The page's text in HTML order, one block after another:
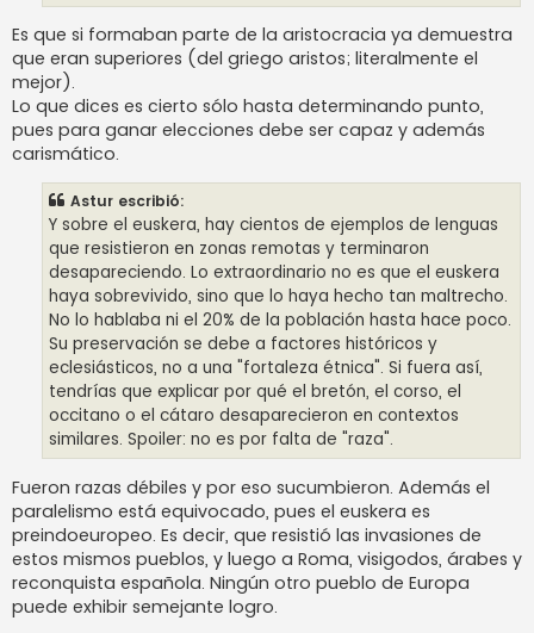
Es que si formaban parte de la aristocracia ya demuestra
que eran superiores (del griego aristos; literalmente el
mejor).
Lo que dices es cierto sólo hasta determinando punto,
pues para ganar elecciones debe ser capaz y además
carismático.
Astur escribió:
Y sobre el euskera, hay cientos de ejemplos de lenguas
que resistieron en zonas remotas y terminaron
desapareciendo. Lo extraordinario no es que el euskera
haya sobrevivido, sino que lo haya hecho tan maltrecho.
No lo hablaba ni el 20% de la población hasta hace poco.
Su preservación se debe a factores históricos y
eclesiásticos, no a una "fortaleza étnica". Si fuera así,
tendrías que explicar por qué el bretón, el corso, el
occitano o el cátaro desaparecieron en contextos
similares. Spoiler: no es por falta de "raza".
Fueron razas débiles y por eso sucumbieron. Además el
paralelismo está equivocado, pues el euskera es
preindoeuropeo. Es decir, que resistió las invasiones de
estos mismos pueblos, y luego a Roma, visigodos, árabes y
reconquista española. Ningún otro pueblo de Europa
puede exhibir semejante logro.